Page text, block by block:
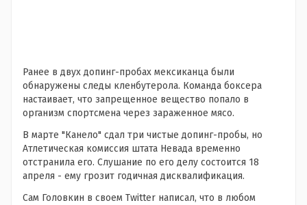
Ранее в двух допинг-пробах мексиканца были
обнаружены следы кленбутерола. Команда боксера
настаивает, что запрещенное вещество попало в
организм спортсмена через зараженное мясо.
В марте "Канело" сдал три чистые допинг-пробы, но
Атлетическая комиссия штата Невада временно
отстранила его. Слушание по его делу состоится 18
апреля - ему грозит годичная дисквалификация.
Сам Головкин в своем Twitter написал, что в любом